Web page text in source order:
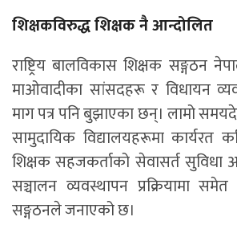
शिक्षकविरुद्ध शिक्षक नै आन्दोलित
राष्ट्रिय बालविकास शिक्षक सङ्गठन
माओवादीका सांसदहरू र विधायन
माग पत्र पनि बुझाएका छन्। लामो
सामुदायिक विद्यालयहरूमा कार्यरत
शिक्षक सहजकर्ताको सेवासर्त सुविधा
सञ्चालन व्यवस्थापन प्रक्रियामा
सङ्गठनले जनाएको छ।